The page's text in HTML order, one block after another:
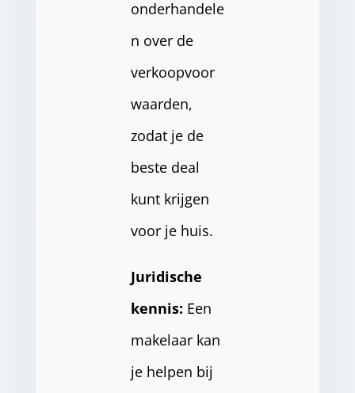
onderhandele
n over de
verkoopvoor
waarden,
zodat je de
beste deal
kunt krijgen
voor je huis.
Juridische
kennis: Een
makelaar kan
je helpen bij